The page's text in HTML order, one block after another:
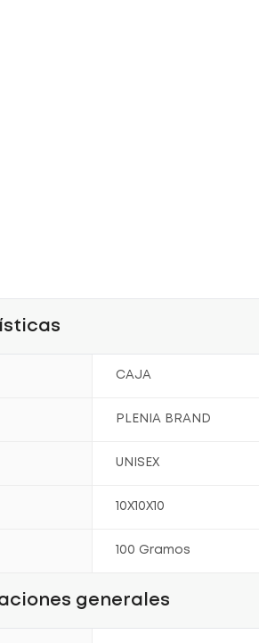
CAJA
PLENIA BRAND
UNISEX
10X10X10
100 Gramos
generales